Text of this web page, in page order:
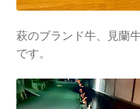
萩のブランド牛、見蘭
です。